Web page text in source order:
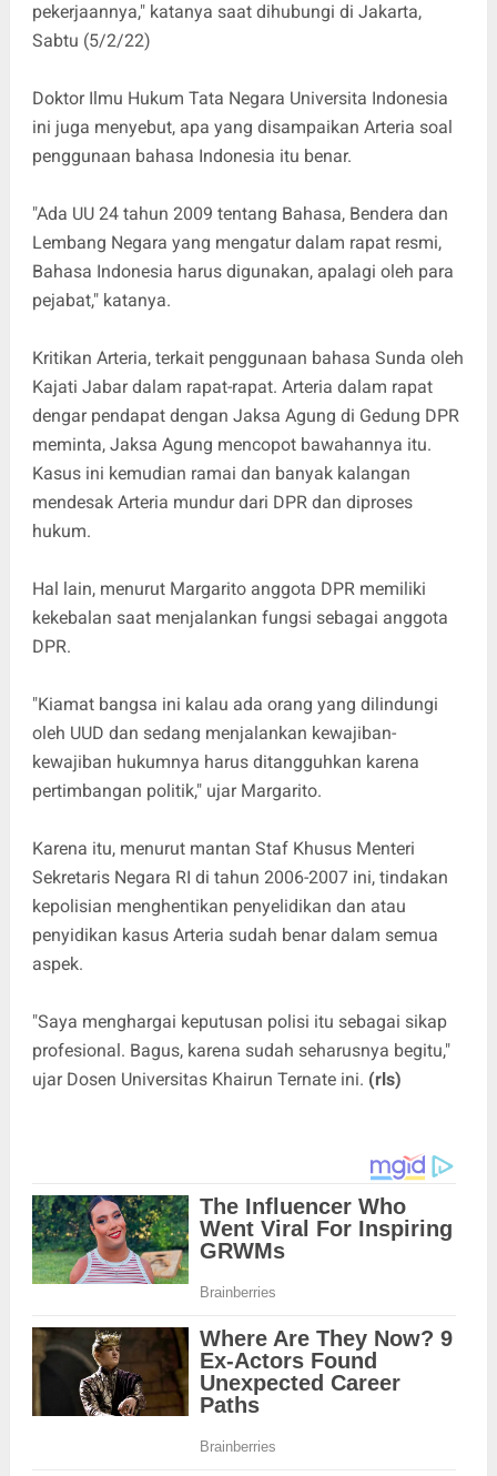
pekerjaannya," katanya saat dihubungi di Jakarta,
Sabtu (5/2/22)
Doktor Ilmu Hukum Tata Negara Universita Indonesia
ini juga menyebut, apa yang disampaikan Arteria soal
penggunaan bahasa Indonesia itu benar.
"Ada UU 24 tahun 2009 tentang Bahasa, Bendera dan
Lembang Negara yang mengatur dalam rapat resmi,
Bahasa Indonesia harus digunakan, apalagi oleh para
pejabat," katanya.
Kritikan Arteria, terkait penggunaan bahasa Sunda oleh
Kajati Jabar dalam rapat-rapat. Arteria dalam rapat
dengar pendapat dengan Jaksa Agung di Gedung DPR
meminta, Jaksa Agung mencopot bawahannya itu.
Kasus ini kemudian ramai dan banyak kalangan
mendesak Arteria mundur dari DPR dan diproses
hukum.
Hal lain, menurut Margarito anggota DPR memiliki
kekebalan saat menjalankan fungsi sebagai anggota
DPR.
"Kiamat bangsa ini kalau ada orang yang dilindungi
oleh UUD dan sedang menjalankan kewajiban-
kewajiban hukumnya harus ditangguhkan karena
pertimbangan politik," ujar Margarito.
Karena itu, menurut mantan Staf Khusus Menteri
Sekretaris Negara RI di tahun 2006-2007 ini, tindakan
kepolisian menghentikan penyelidikan dan atau
penyidikan kasus Arteria sudah benar dalam semua
aspek.
"Saya menghargai keputusan polisi itu sebagai sikap
profesional. Bagus, karena sudah seharusnya begitu,"
ujar Dosen Universitas Khairun Ternate ini. (rls)